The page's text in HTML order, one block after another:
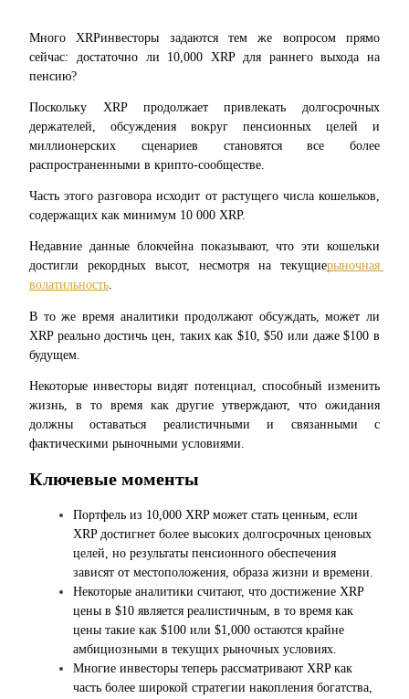
Фьючерсы на COIN-M
Криптовалютные фьючерсы
TradFi
Деривативы на акции, форекс, драгоценные металлы и
сырьевые товары
Копирование торговли
Много XRPинвесторы задаются тем же вопросом прямо
сейчас: достаточно ли 10,000 XRP для раннего выхода на
пенсию?
Поскольку XRP продолжает привлекать долгосрочных
держателей, обсуждения вокруг пенсионных целей и
миллионерских сценариев становятся все более
распространенными в крипто-сообществе.
Часть этого разговора исходит от растущего числа кошельков,
содержащих как минимум 10 000 XRP.
Недавние данные блокчейна показывают, что эти кошельки
достигли рекордных высот, несмотря на текущиерыночная
волатильность.
В то же время аналитики продолжают обсуждать, может ли
XRP реально достичь цен, таких как $10, $50 или даже $100 в
будущем.
Некоторые инвесторы видят потенциал, способный изменить
жизнь, в то время как другие утверждают, что ожидания
должны оставаться реалистичными и связанными с
фактическими рыночными условиями.
Ключевые моменты
Портфель из 10,000 XRP может стать ценным, если
XRP достигнет более высоких долгосрочных ценовых
целей, но результаты пенсионного обеспечения
зависят от местоположения, образа жизни и времени.
Некоторые аналитики считают, что достижение XRP
цены в $10 является реалистичным, в то время как
цены такие как $100 или $1,000 остаются крайне
амбициозными в текущих рыночных условиях.
Многие инвесторы теперь рассматривают XRP как
часть более широкой стратегии накопления богатства,